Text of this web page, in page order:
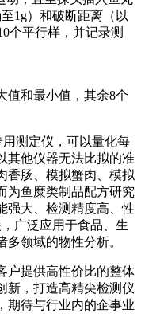
1g）和破断距离（以
个平行样，并记录测
和最小值，其余8个
测定仪，可以量化每
其他仪器无法比拟的准
香肠、模拟蟹肉、模拟
为鱼糜类制品配方研究
强大、检测精度高、性
广泛应用于食品、生
领域的物性分析。
提供高性价比的整体
新，打造高精尖检测仪
期待与行业内的企事业